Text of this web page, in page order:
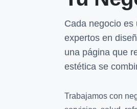
Cada negocio
expertos en
una página que
estética se
Trabajamos con